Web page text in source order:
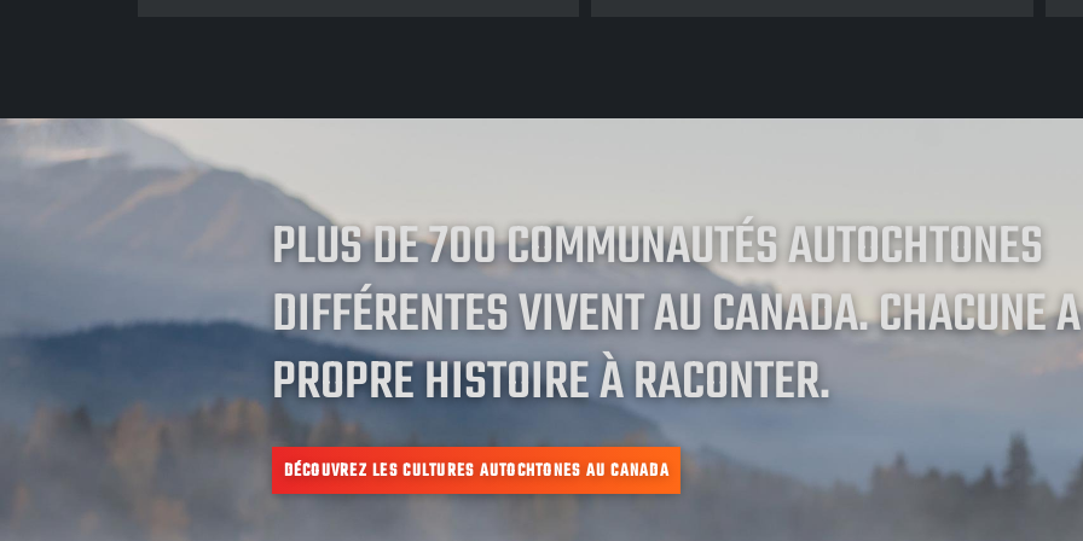
PLUS DE 700 COMMUNAUTÉS AUTOCHTONES
DIFFÉRENTES VIVENT AU CANADA. CHACUNE
PROPRE HISTOIRE À RACONTER.
DÉCOUVREZ LES CULTURES AUTOCHTONES AU CANADA